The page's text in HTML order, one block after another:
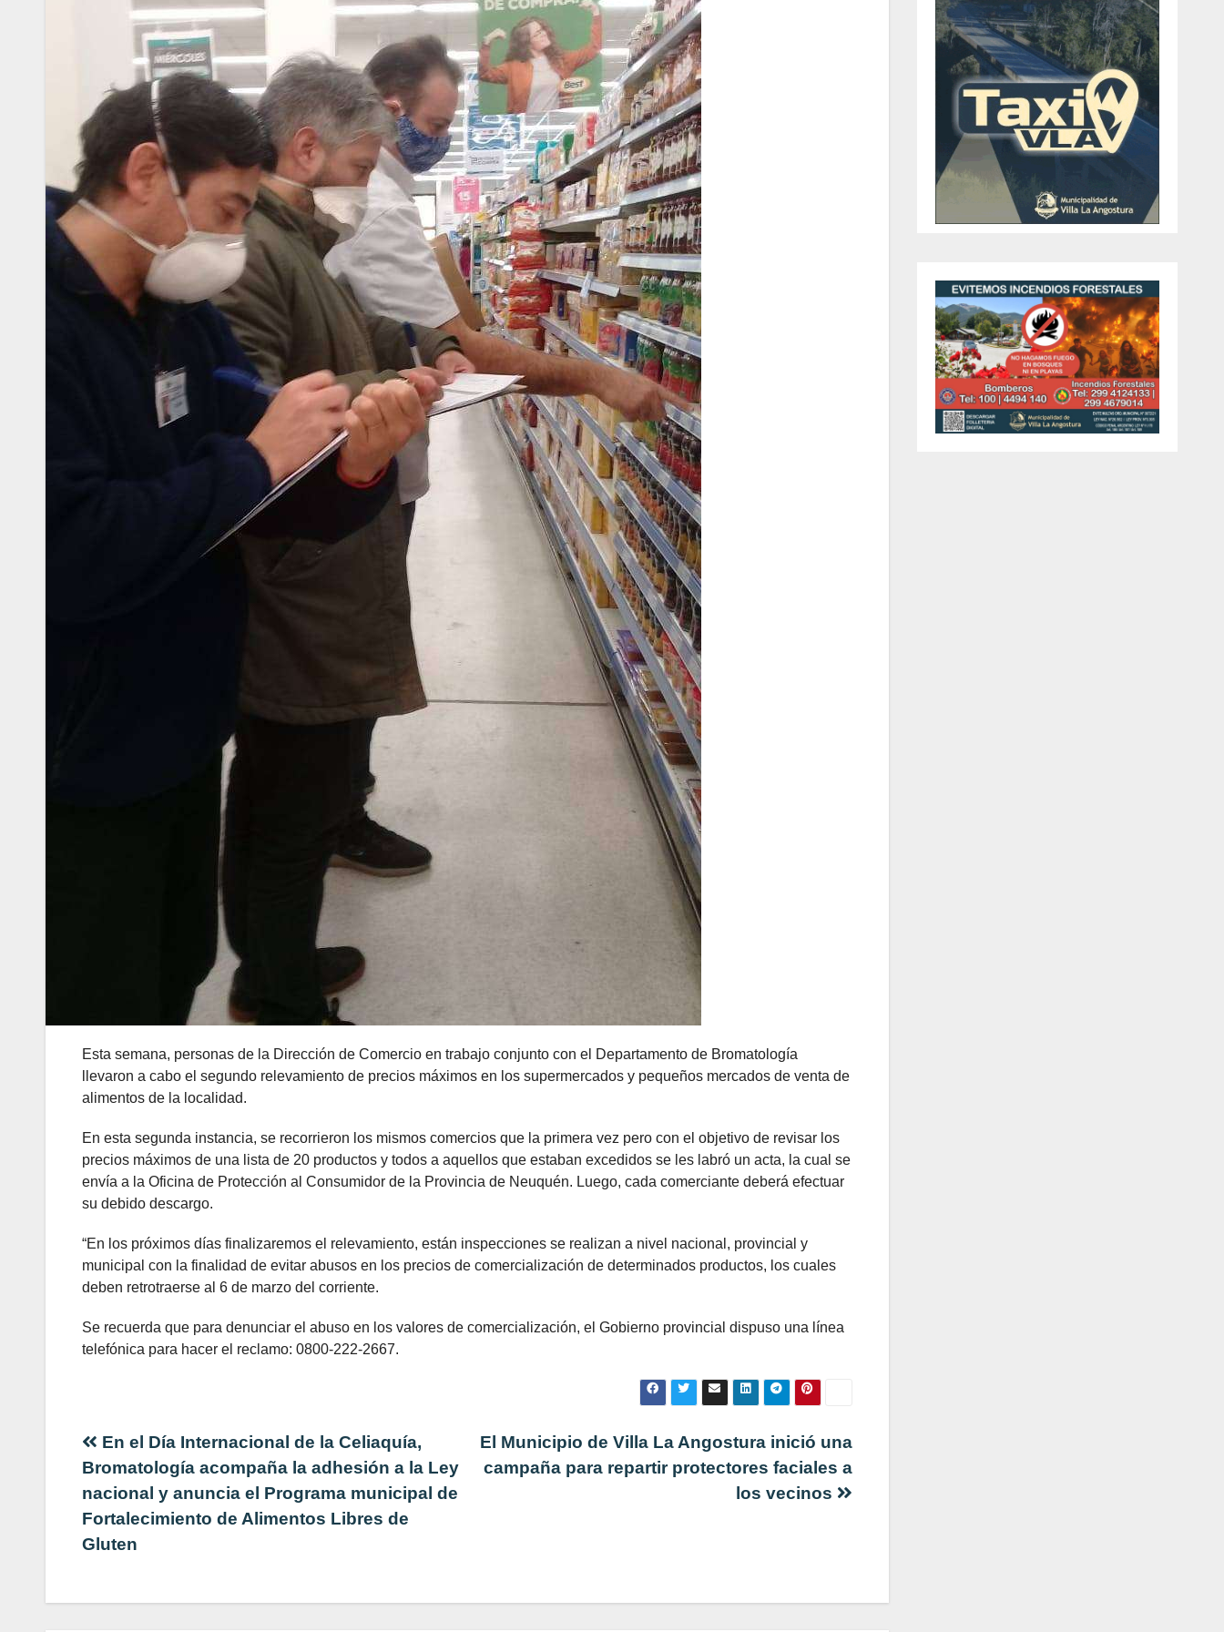
Esta semana, personas de la Dirección de Comercio en trabajo conjunto con el Departamento de Bromatología
llevaron a cabo el segundo relevamiento de precios máximos en los supermercados y pequeños mercados de venta de
alimentos de la localidad.
En esta segunda instancia, se recorrieron los mismos comercios que la primera vez pero con el objetivo de revisar los
precios máximos de una lista de 20 productos y todos a aquellos que estaban excedidos se les labró un acta, la cual se
envía a la Oficina de Protección al Consumidor de la Provincia de Neuquén. Luego, cada comerciante deberá efectuar
su debido descargo.
“En los próximos días finalizaremos el relevamiento, están inspecciones se realizan a nivel nacional, provincial y
municipal con la finalidad de evitar abusos en los precios de comercialización de determinados productos, los cuales
deben retrotraerse al 6 de marzo del corriente.
Se recuerda que para denunciar el abuso en los valores de comercialización, el Gobierno provincial dispuso una línea
telefónica para hacer el reclamo: 0800-222-2667.
Navegación
de
entradas
El Municipio de Villa La Angostura inició una
campaña para repartir protectores faciales a
los vecinos
En el Día Internacional de la Celiaquía,
Bromatología acompaña la adhesión a la Ley
nacional y anuncia el Programa municipal de
Fortalecimiento de Alimentos Libres de
Gluten